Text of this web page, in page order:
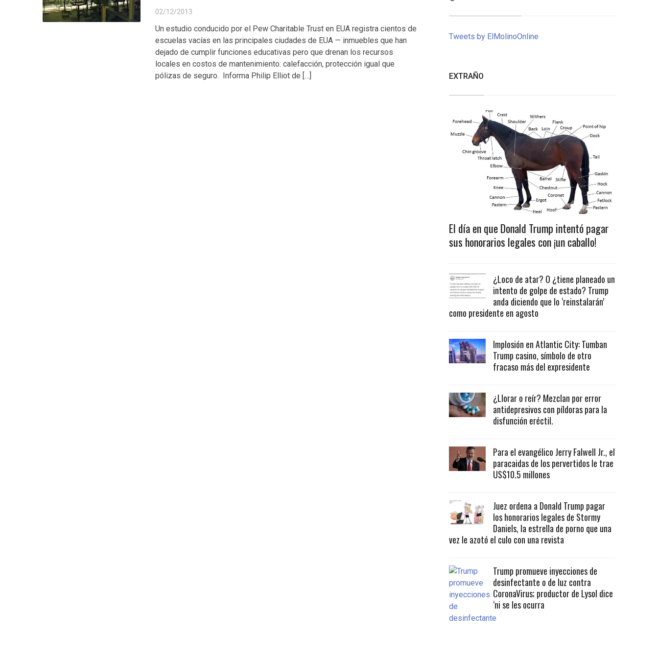
02/12/2013
Un estudio conducido por el Pew Charitable Trust en EUA registra cientos de
escuelas vacías en las principales ciudades de EUA — inmuebles que han
dejado de cumplir funciones educativas pero que drenan los recursos
locales en costos de mantenimiento: calefacción, protección igual que
pólizas de seguro. Informa Philip Elliot de […]
Tweets by ElMolinoOnline
EXTRAÑO
El día en que Donald Trump intentó pagar
sus honorarios legales con ¡un caballo!
¿Loco de atar? O ¿tiene planeado un
intento de golpe de estado? Trump
anda diciendo que lo ‘reinstalarán’
como presidente en agosto
Implosión en Atlantic City: Tumban
Trump casino, símbolo de otro
fracaso más del expresidente
¿Llorar o reír? Mezclan por error
antidepresivos con píldoras para la
disfunción eréctil.
Para el evangélico Jerry Falwell Jr., el
paracaidas de los pervertidos le trae
US$10.5 millones
Juez ordena a Donald Trump pagar
los honorarios legales de Stormy
Daniels, la estrella de porno que una
vez le azotó el culo con una revista
Trump promueve inyecciones de
desinfectante o de luz contra
CoronaVirus; productor de Lysol dice
‘ni se les ocurra